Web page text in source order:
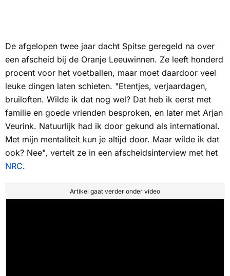
De afgelopen twee jaar dacht Spitse geregeld na over
een afscheid bij de Oranje Leeuwinnen. Ze leeft honderd
procent voor het voetballen, maar moet daardoor veel
leuke dingen laten schieten. "Etentjes, verjaardagen,
bruiloften. Wilde ik dat nog wel? Dat heb ik eerst met
familie en goede vrienden besproken, en later met Arjan
Veurink. Natuurlijk had ik door gekund als international.
Met mijn mentaliteit kun je altijd door. Maar wílde ik dat
ook? Nee", vertelt ze in een afscheidsinterview met het
NRC.
Artikel gaat verder onder video